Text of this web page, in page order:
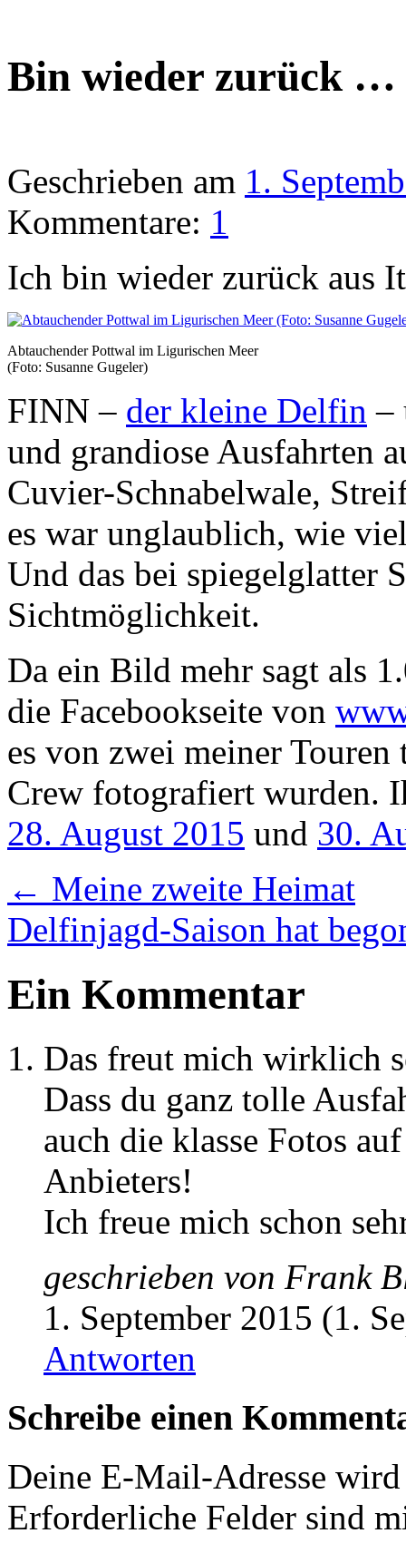
Bin wieder zurück …
Geschrieben am 1.
Kommentare: 1
Ich bin wieder zurück aus
Abtauchender Pottwal im Ligurischen Meer
(Foto: Susanne Gugeler)
FINN – der kleine Delfin –
und grandiose Ausfahrten
Cuvier-Schnabelwale,
es war unglaublich, wie
Und das bei spiegelglatter
Sichtmöglichkeit.
Da ein Bild mehr sagt als
die Facebookseite von
es von zwei meiner
Crew fotografiert wurden.
28. August 2015 und 30.
← Meine zweite Heimat
Delfinjagd-Saison hat
Ein Kommentar
Das freut mich wirklich
Dass du ganz tolle
auch die klasse Fotos
Anbieters!
Ich freue mich schon
geschrieben von Frank
1. September 2015 (1.
Antworten
Schreibe einen
Deine E-Mail-Adresse
Erforderliche Felder sind